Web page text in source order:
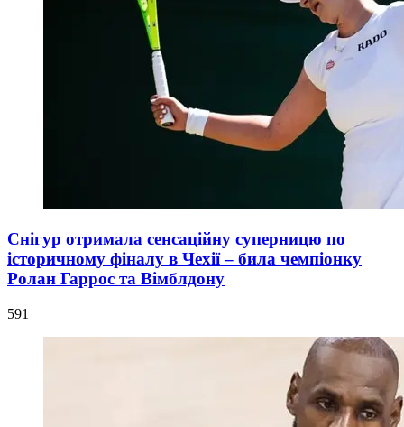
Снігур отримала сенсаційну суперницю по
історичному фіналу в Чехії – била чемпіонку
Ролан Гаррос та Вімблдону
591